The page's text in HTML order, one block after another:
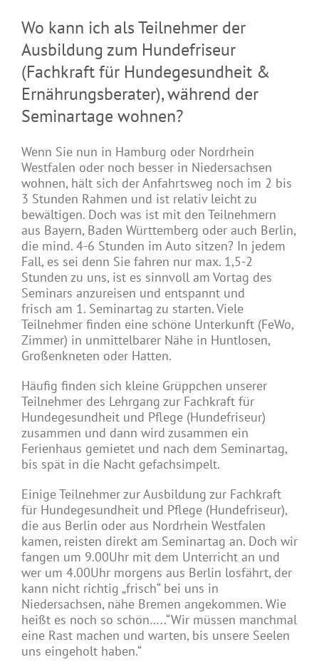
Wo kann ich als Teilnehmer der
Ausbildung zum Hundefriseur
(Fachkraft für Hundegesundheit &
Ernährungsberater), während der
Seminartage wohnen?
Wenn Sie nun in Hamburg oder Nordrhein
Westfalen oder noch besser in Niedersachsen
wohnen, hält sich der Anfahrtsweg noch im 2 bis
3 Stunden Rahmen und ist relativ leicht zu
bewältigen. Doch was ist mit den Teilnehmern
aus Bayern, Baden Württemberg oder auch Berlin,
die mind. 4-6 Stunden im Auto sitzen? In jedem
Fall, es sei denn Sie fahren nur max. 1,5-2
Stunden zu uns, ist es sinnvoll am Vortag des
Seminars anzureisen und entspannt und
frisch am 1. Seminartag zu starten. Viele
Teilnehmer finden eine schöne Unterkunft (FeWo,
Zimmer) in unmittelbarer Nähe in Huntlosen,
Großenkneten oder Hatten.
Häufig finden sich kleine Grüppchen unserer
Teilnehmer des Lehrgang zur Fachkraft für
Hundegesundheit und Pflege (Hundefriseur)
zusammen und dann wird zusammen ein
Ferienhaus gemietet und nach dem Seminartag,
bis spät in die Nacht gefachsimpelt.
Einige Teilnehmer zur Ausbildung zur Fachkraft
für Hundegesundheit und Pflege (Hundefriseur),
die aus Berlin oder aus Nordrhein Westfalen
kamen, reisten direkt am Seminartag an. Doch wir
fangen um 9.00Uhr mit dem Unterricht an und
wer um 4.00Uhr morgens aus Berlin losfährt, der
kann nicht richtig „frisch“ bei uns in
Niedersachsen, nähe Bremen angekommen. Wie
heißt es noch so schön…..“Wir müssen manchmal
eine Rast machen und warten, bis unsere Seelen
uns eingeholt haben.“